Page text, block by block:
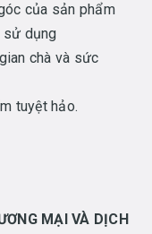
của sản phẩm
sử dụng
chà và sức
tuyệt hảo.
MẠI VÀ DỊCH